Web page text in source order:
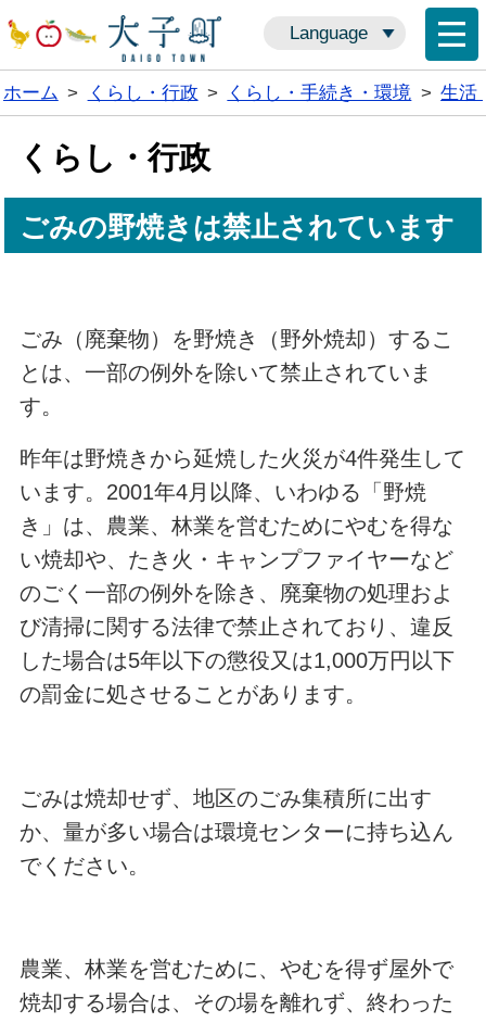
Language
ホーム > くらし・行政 > くらし・手続き・環境 > 生活
くらし・行政
ごみの野焼きは禁止されています
ごみ（廃棄物）を野焼き（野外焼却）するこ
とは、一部の例外を除いて禁止されていま
す。
昨年は野焼きから延焼した火災が4件発生して
います。2001年4月以降、いわゆる「野焼
き」は、農業、林業を営むためにやむを得な
い焼却や、たき火・キャンプファイヤーなど
のごく一部の例外を除き、廃棄物の処理およ
び清掃に関する法律で禁止されており、違反
した場合は5年以下の懲役又は1,000万円以下
の罰金に処させることがあります。
ごみは焼却せず、地区のごみ集積所に出す
か、量が多い場合は環境センターに持ち込ん
でください。
農業、林業を営むために、やむを得ず屋外で
焼却する場合は、その場を離れず、終わった